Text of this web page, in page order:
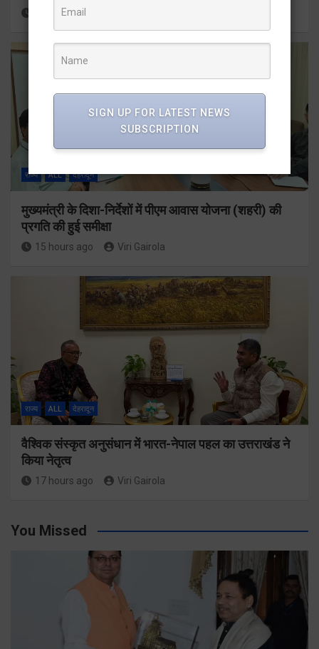
15 hours ago
राज्य ALL देहरादून
मुख्यमंत्री के दिशा-निर्देशों में पीएम आवास योजना (शहरी) की
प्रगति की हुई समीक्षा
15 hours ago Viri Gairola
राज्य ALL देहरादून
वैश्विक संस्कृत अनुसंधान में भारत-नेपाल पहल का उत्तराखंड ने
किया नेतृत्व
17 hours ago Viri Gairola
You Missed
SIGN UP FOR LATEST NEWS
SUBSCRIPTION